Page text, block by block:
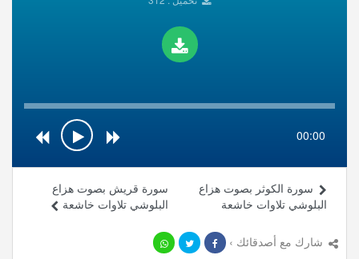
00:00
سورة قريش بصوت هزاع
البلوشي تلاوات خاشعة
سورة الكوثر بصوت هزاع
البلوشي تلاوات خاشعة
شارك مع أصدقائك ›